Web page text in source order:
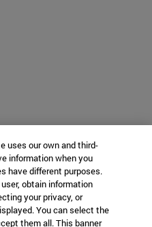
uses our own and third-
information when you
have different purposes.
obtain information
your privacy, or
You can select the
them all. This banner